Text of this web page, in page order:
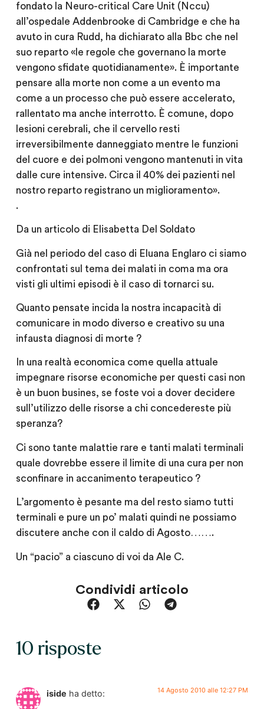
fondato la Neuro-critical Care Unit (Nccu)
all’ospedale Addenbrooke di Cambridge e che ha
avuto in cura Rudd, ha dichiarato alla Bbc che nel
suo reparto «le regole che governano la morte
vengono sfidate quotidianamente». È importante
pensare alla morte non come a un evento ma
come a un processo che può essere accelerato,
rallentato ma anche interrotto. È comune, dopo
lesioni cerebrali, che il cervello resti
irreversibilmente danneggiato mentre le funzioni
del cuore e dei polmoni vengono mantenuti in vita
dalle cure intensive. Circa il 40% dei pazienti nel
nostro reparto registrano un miglioramento».
.
Da un articolo di Elisabetta Del Soldato
Già nel periodo del caso di Eluana Englaro ci siamo
confrontati sul tema dei malati in coma ma ora
visti gli ultimi episodi è il caso di tornarci su.
Quanto pensate incida la nostra incapacità di
comunicare in modo diverso e creativo su una
infausta diagnosi di morte ?
In una realtà economica come quella attuale
impegnare risorse economiche per questi casi non
è un buon busines, se foste voi a dover decidere
sull’utilizzo delle risorse a chi concedereste più
speranza?
Ci sono tante malattie rare e tanti malati terminali
quale dovrebbe essere il limite di una cura per non
sconfinare in accanimento terapeutico ?
L’argomento è pesante ma del resto siamo tutti
terminali e pure un po’ malati quindi ne possiamo
discutere anche con il caldo di Agosto…….
Un “pacio” a ciascuno di voi da Ale C.
Condividi articolo
10 risposte
iside ha detto: 14 Agosto 2010 alle 12:27 PM